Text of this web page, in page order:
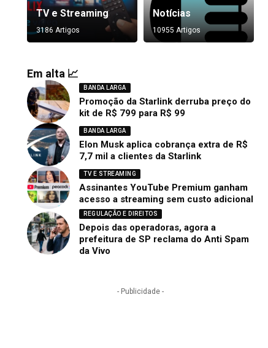
TV e Streaming
3186 Artigos
Notícias
10955 Artigos
Em alta 📈
BANDA LARGA
Promoção da Starlink derruba preço do
kit de R$ 799 para R$ 99
BANDA LARGA
Elon Musk aplica cobrança extra de R$
7,7 mil a clientes da Starlink
TV E STREAMING
Assinantes YouTube Premium ganham
acesso a streaming sem custo adicional
REGULAÇÃO E DIREITOS
Depois das operadoras, agora a
prefeitura de SP reclama do Anti Spam
da Vivo
- Publicidade -